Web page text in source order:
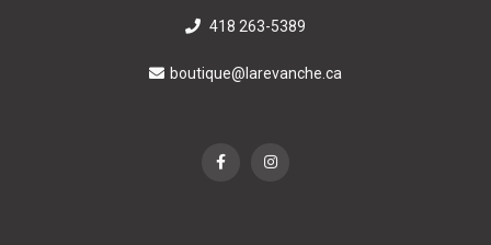
418 263-5389
boutique@larevanche.ca